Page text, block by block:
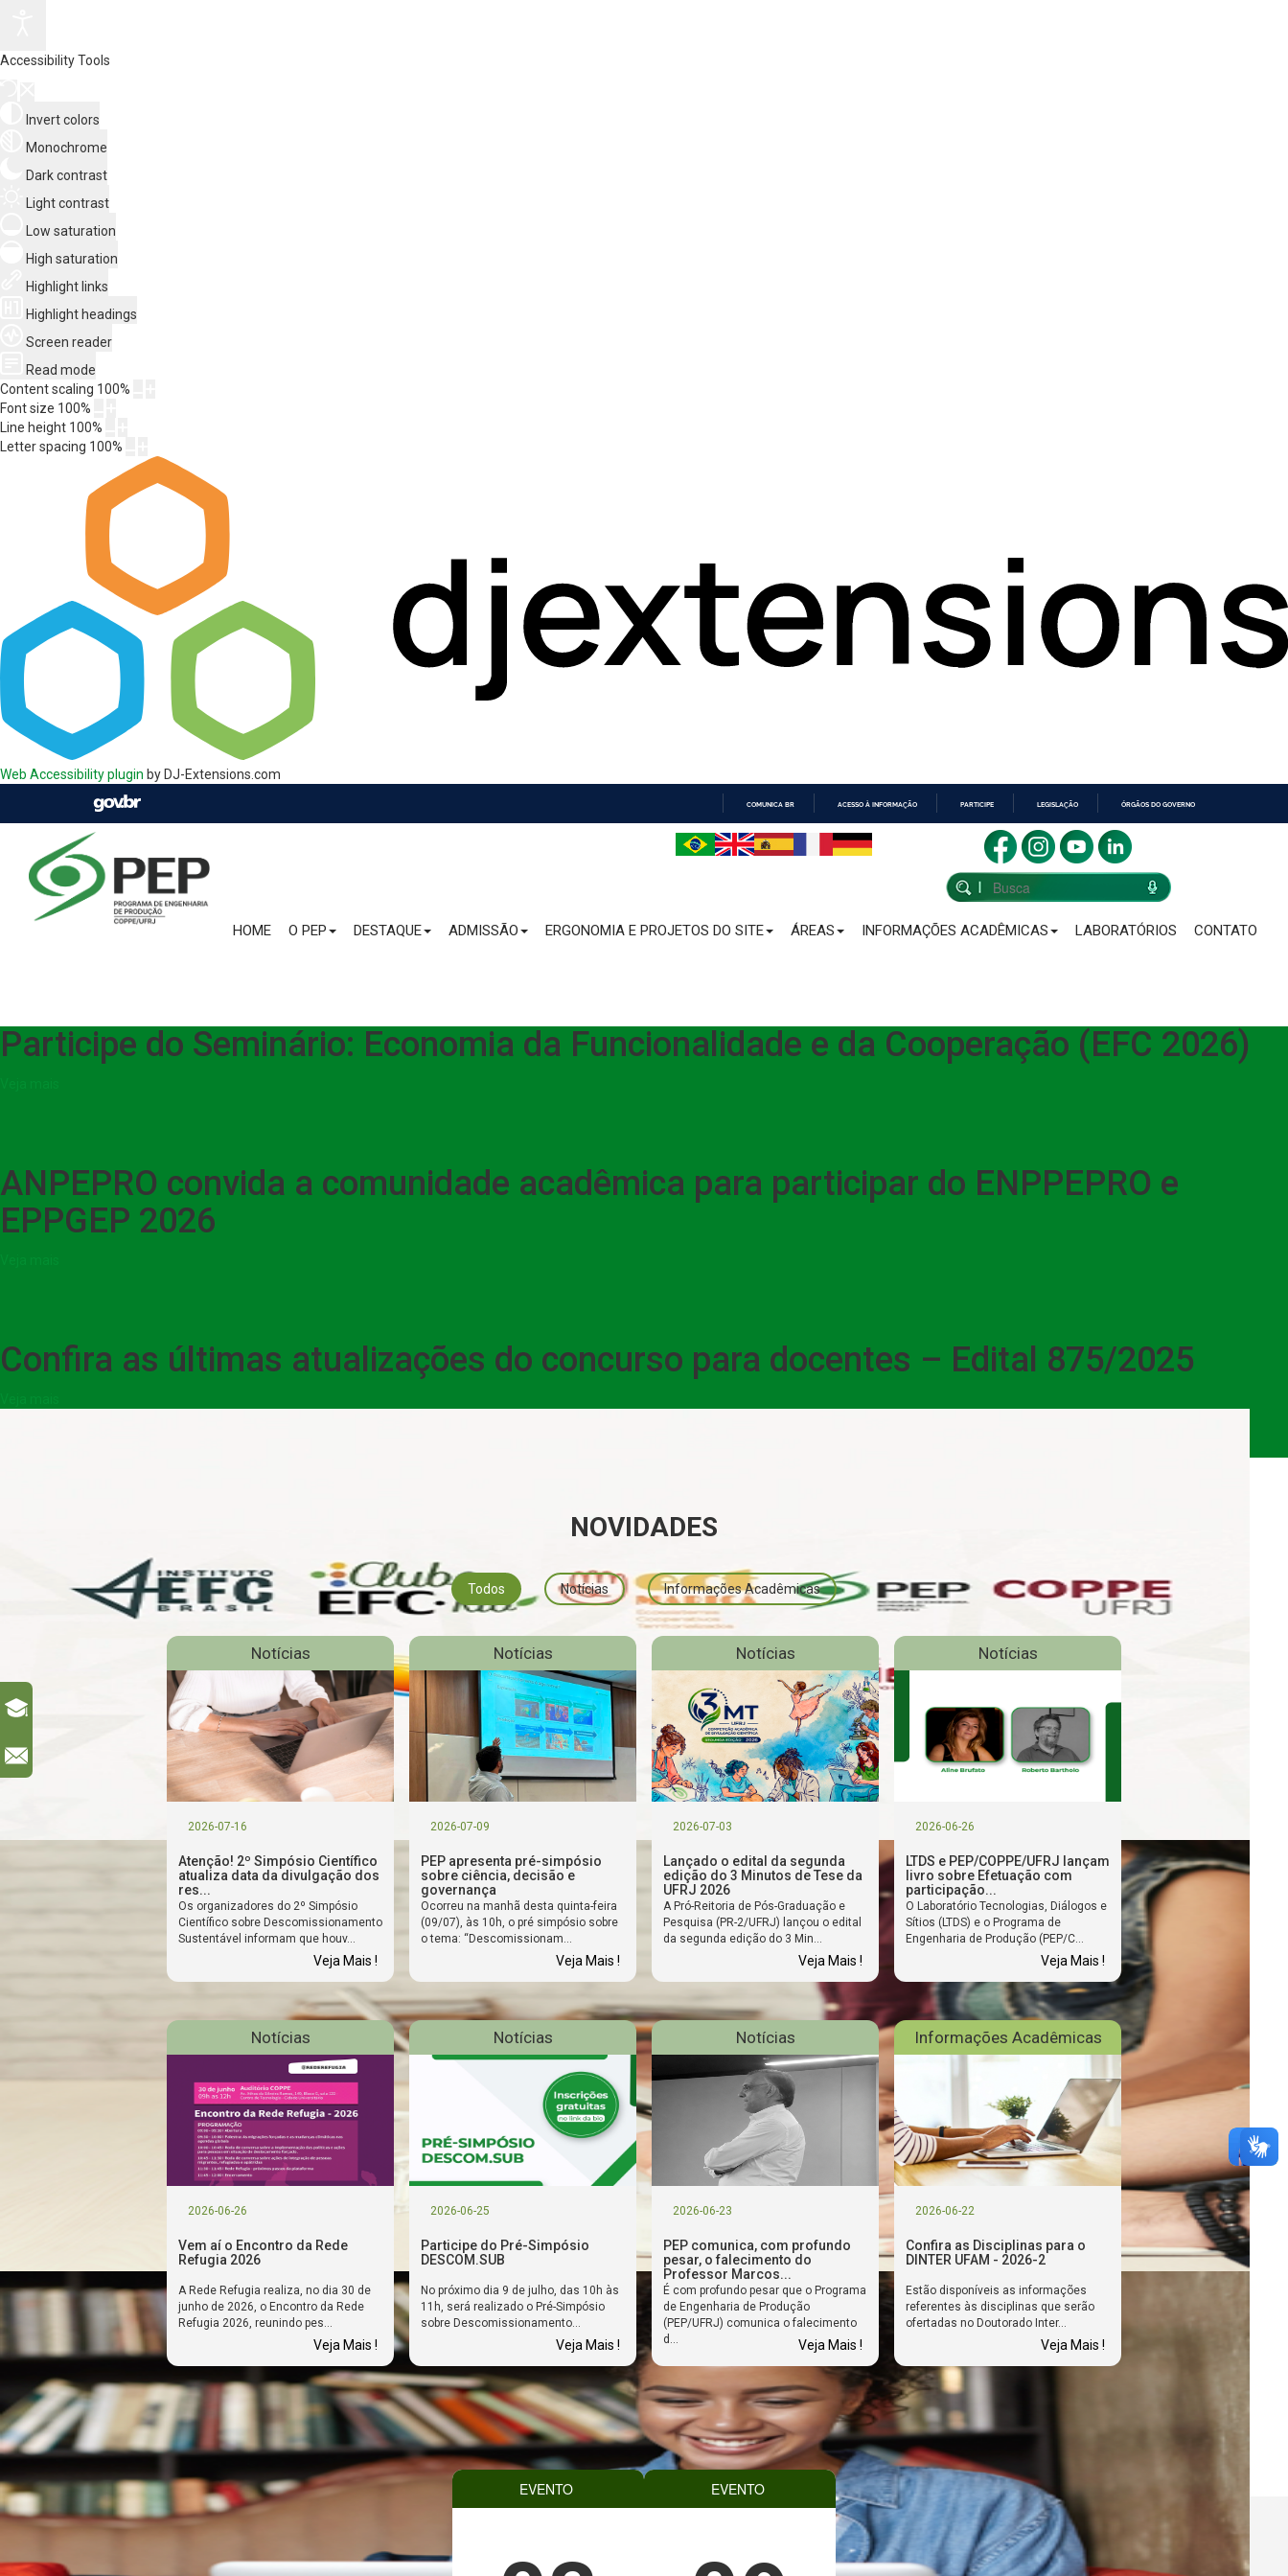
Accessibility Tools
Invert colors
Monochrome
Dark contrast
Light contrast
Low saturation
High saturation
Highlight links
Highlight headings
Screen reader
Read mode
Content scaling 100%
Font size 100%
Line height 100%
Letter spacing 100%
Web Accessibility plugin by DJ-Extensions.com
COMUNICA BR ACESSO À INFORMAÇÃO PARTICIPE LEGISLAÇÃO ÓRGÃOS DO GOVERNO
HOME O PEP DESTAQUE ADMISSÃO ERGONOMIA E PROJETOS DO SITE ÁREAS INFORMAÇÕES ACADÊMICAS LABORATÓRIOS CONTATO
Participe do Seminário: Economia da Funcionalidade e da Cooperação (EFC 2026)
ANPEPRO convida a comunidade acadêmica para participar do ENPPEPRO e
EPPGEP 2026
Confira as últimas atualizações do concurso para docentes – Edital 875/2025
NOVIDADES
Todos Notícias Informações Acadêmicas
Notícias
2026-07-16
Atenção! 2º Simpósio Científico
atualiza data da divulgação dos
res...
Os organizadores do 2º Simpósio
Científico sobre Descomissionamento
Sustentável informam que houv...
Veja Mais !
Notícias
2026-07-09
PEP apresenta pré-simpósio
sobre ciência, decisão e
governança
Ocorreu na manhã desta quinta-feira
(09/07), às 10h, o pré simpósio sobre
o tema: “Descomissionam...
Veja Mais !
Notícias
2026-07-03
Lançado o edital da segunda
edição do 3 Minutos de Tese da
UFRJ 2026
A Pró-Reitoria de Pós-Graduação e
Pesquisa (PR-2/UFRJ) lançou o edital
da segunda edição do 3 Min...
Veja Mais !
Notícias
2026-06-26
LTDS e PEP/COPPE/UFRJ lançam
livro sobre Efetuação com
participação...
O Laboratório Tecnologias, Diálogos e
Sítios (LTDS) e o Programa de
Engenharia de Produção (PEP/C...
Veja Mais !
Notícias
2026-06-26
Vem aí o Encontro da Rede
Refugia 2026
A Rede Refugia realiza, no dia 30 de
junho de 2026, o Encontro da Rede
Refugia 2026, reunindo pes...
Veja Mais !
Notícias
2026-06-25
Participe do Pré-Simpósio
DESCOM.SUB
No próximo dia 9 de julho, das 10h às
11h, será realizado o Pré-Simpósio
sobre Descomissionamento...
Veja Mais !
Notícias
2026-06-23
PEP comunica, com profundo
pesar, o falecimento do
Professor Marcos...
É com profundo pesar que o Programa
de Engenharia de Produção
(PEP/UFRJ) comunica o falecimento
d...
Veja Mais !
Informações Acadêmicas
2026-06-22
Confira as Disciplinas para o
DINTER UFAM - 2026-2
Estão disponíveis as informações
referentes às disciplinas que serão
ofertadas no Doutorado Inter...
Veja Mais !
EVENTO EVENTO